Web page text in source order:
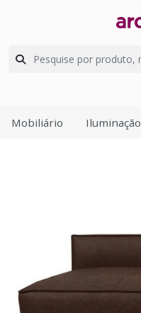
Mobiliário Iluminação